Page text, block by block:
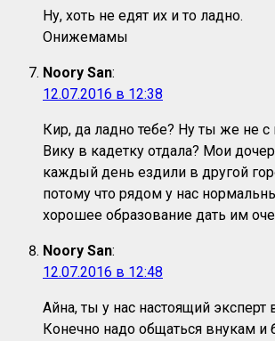
Ну, хоть не едят их и то ладно.
Онижемамы
Noory San:
12.07.2016 в 12:38
Кир, да ладно тебе? Ну ты же не с
Вику в кадетку отдала? Мои
каждый день ездили в другой
потому что рядом у нас
хорошее образование дать им
Noory San:
12.07.2016 в 12:48
Айна, ты у нас настоящий эксперт
Конечно надо общаться внукам и